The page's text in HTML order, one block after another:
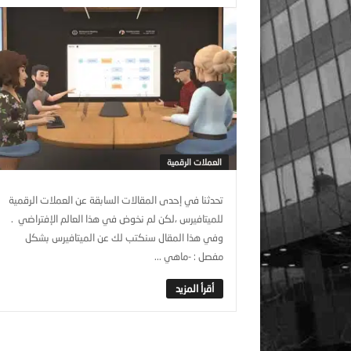
العملات الرقمية
تحدثنا في إحدى المقالات السابقة عن العملات الرقمية
للميتافيرس ،لكن لم نخوض في هذا العالم الإفتراضي .
وفي هذا المقال سنكتب لك عن الميتافيرس بشكل
مفصل : -ماهي ...